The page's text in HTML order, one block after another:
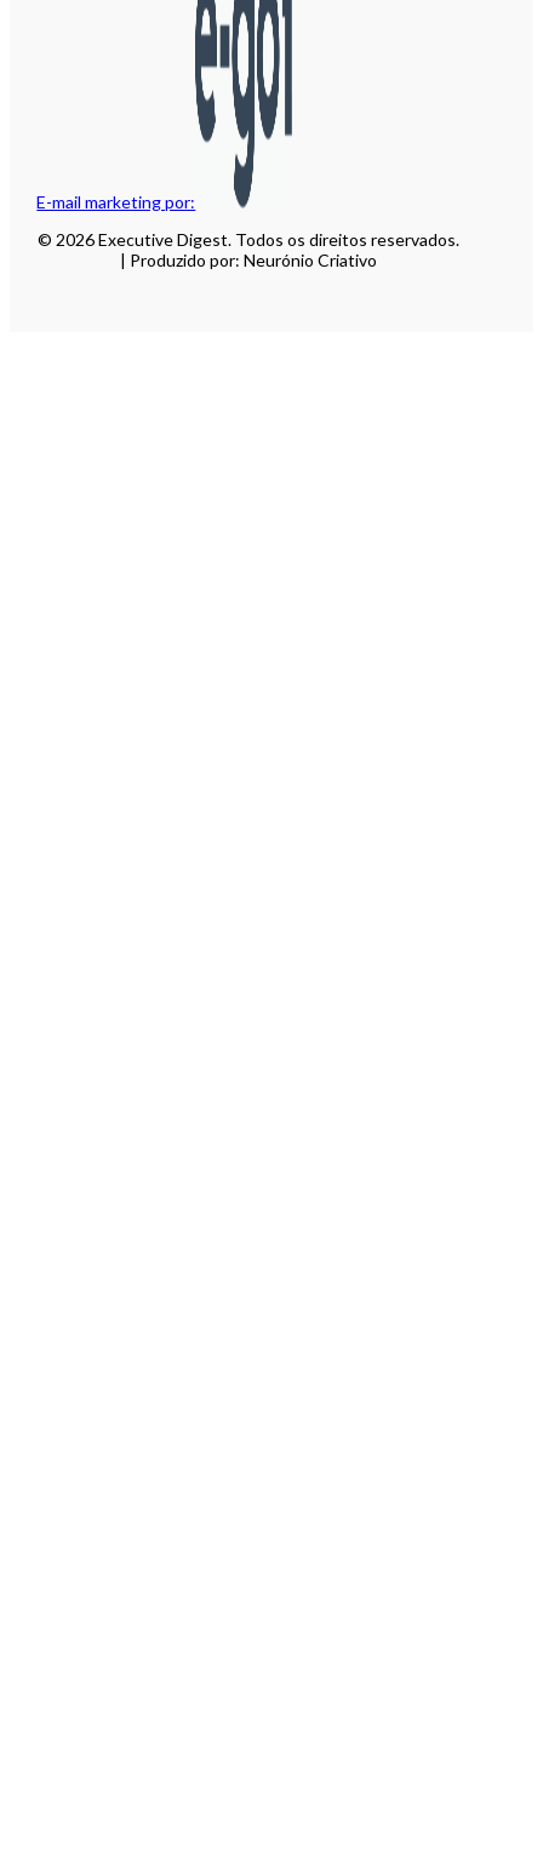
E-mail marketing por:
© 2026 Executive Digest. Todos os direitos reservados.
| Produzido por: Neurónio Criativo